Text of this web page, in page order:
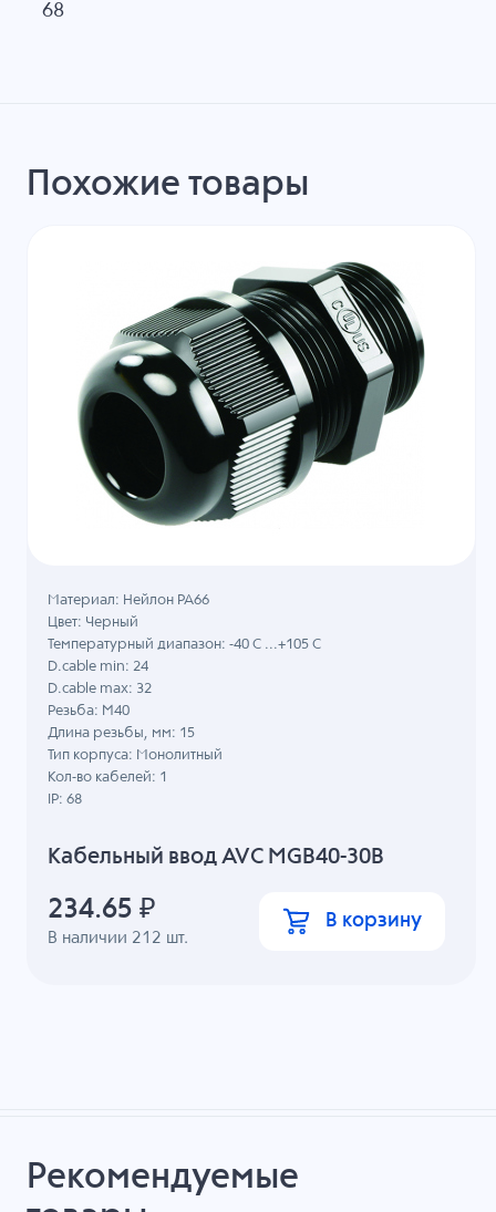
68
Похожие товары
Кабельный ввод AVC MGB40-30B
В наличии 212 шт.
Материал: Нейлон PA66
Цвет: Черный
Температурный диапазон: -40 C ...+105 C
D.cable min: 24
D.cable max: 32
Резьба: M40
Длина резьбы, мм: 15
Тип корпуса: Монолитный
Кол-во кабелей: 1
IP: 68
234.65 ₽ В корзину
Рекомендуемые